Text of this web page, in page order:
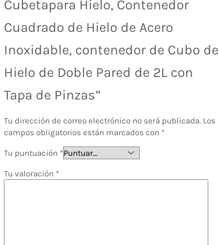
Cubeta​para Hielo, Contenedor
Cuadrado de Hielo de Acero
Inoxidable, contenedor de Cubo de
Hielo de Doble Pared de 2L con
Tapa de Pinzas”
Tu dirección de correo electrónico no será publicada. Los
campos obligatorios están marcados con *
Tu puntuación *
Tu valoración *